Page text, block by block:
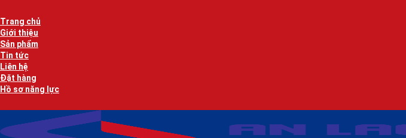
qua
nội
dung
Trang chủ
Giới thiệu
Sản phẩm
Tin tức
Liên hệ
Đặt hàng
Hồ sơ năng lực